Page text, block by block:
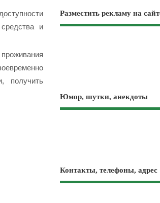
и
получить
Разместить рекламу на
Юмор, шутки, анекдоты
Контакты, телефоны, адрес